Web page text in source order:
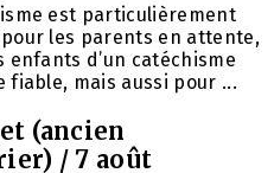
est particulièrement
les parents en attente,
enfants d’un catéchisme
fiable, mais aussi pour ...
(ancien
/ 7 août